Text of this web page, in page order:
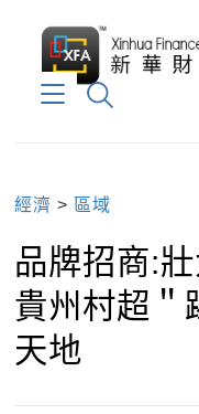
經濟 > 區域
品牌招商:
貴州村超＂
天地